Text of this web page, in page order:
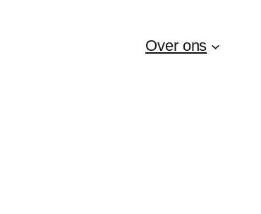
Over ons